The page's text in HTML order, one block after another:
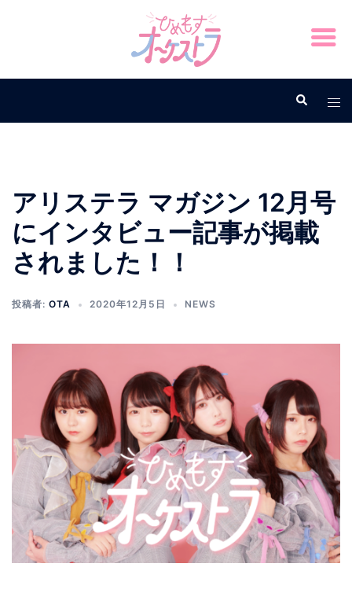
アリステラ マガジン 12月号
にインタビュー記事が掲載
されました！！
投稿者: OTA 2020年12月5日 NEWS